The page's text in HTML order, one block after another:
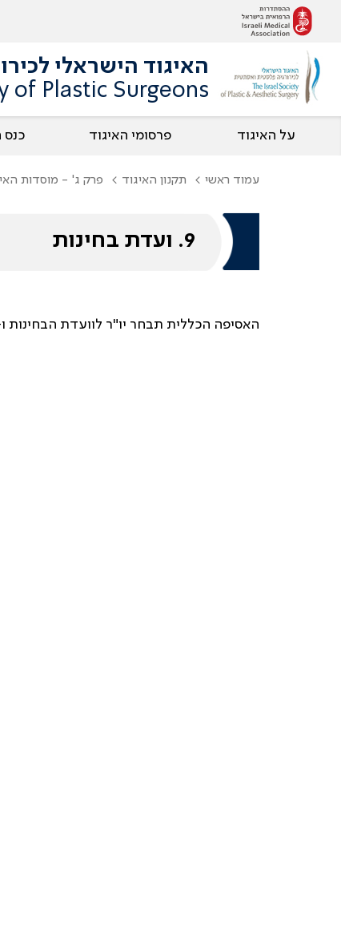
האיגוד הישראלי
of Plastic Surgeons
על האיגוד פרסומי האיגוד כנס
עמוד ראשי תקנון האיגוד פרק ג' - מוסדות
9. ועדת בחינות
האסיפה הכללית תבחר יו"ר לוועדת הבחינות ו-2-4 חברי